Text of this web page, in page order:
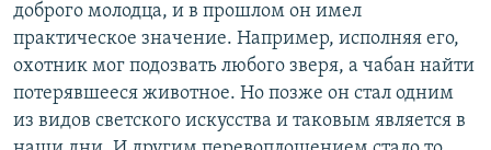
доброго молодца, и в прошлом он имел
практическое значение. Например, исполняя его,
охотник мог подозвать любого зверя, а чабан найти
потерявшееся животное. Но позже он стал одним
из видов светского искусства и таковым является в